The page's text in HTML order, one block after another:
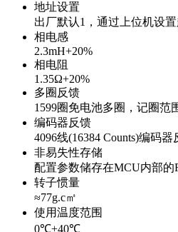
地址设置
出厂默认1，通过上位机设
相电感
2.3mH+20%
相电阻
1.35Ω+20%
多圈反馈
1599圈免电池多圈，记圈范
编码器反馈
4096线(16384 Counts)编码器
非易失性存储
配置参数储存在MCU内部的
转子惯量
≈77g.c㎡
使用温度范围
0℃±40℃